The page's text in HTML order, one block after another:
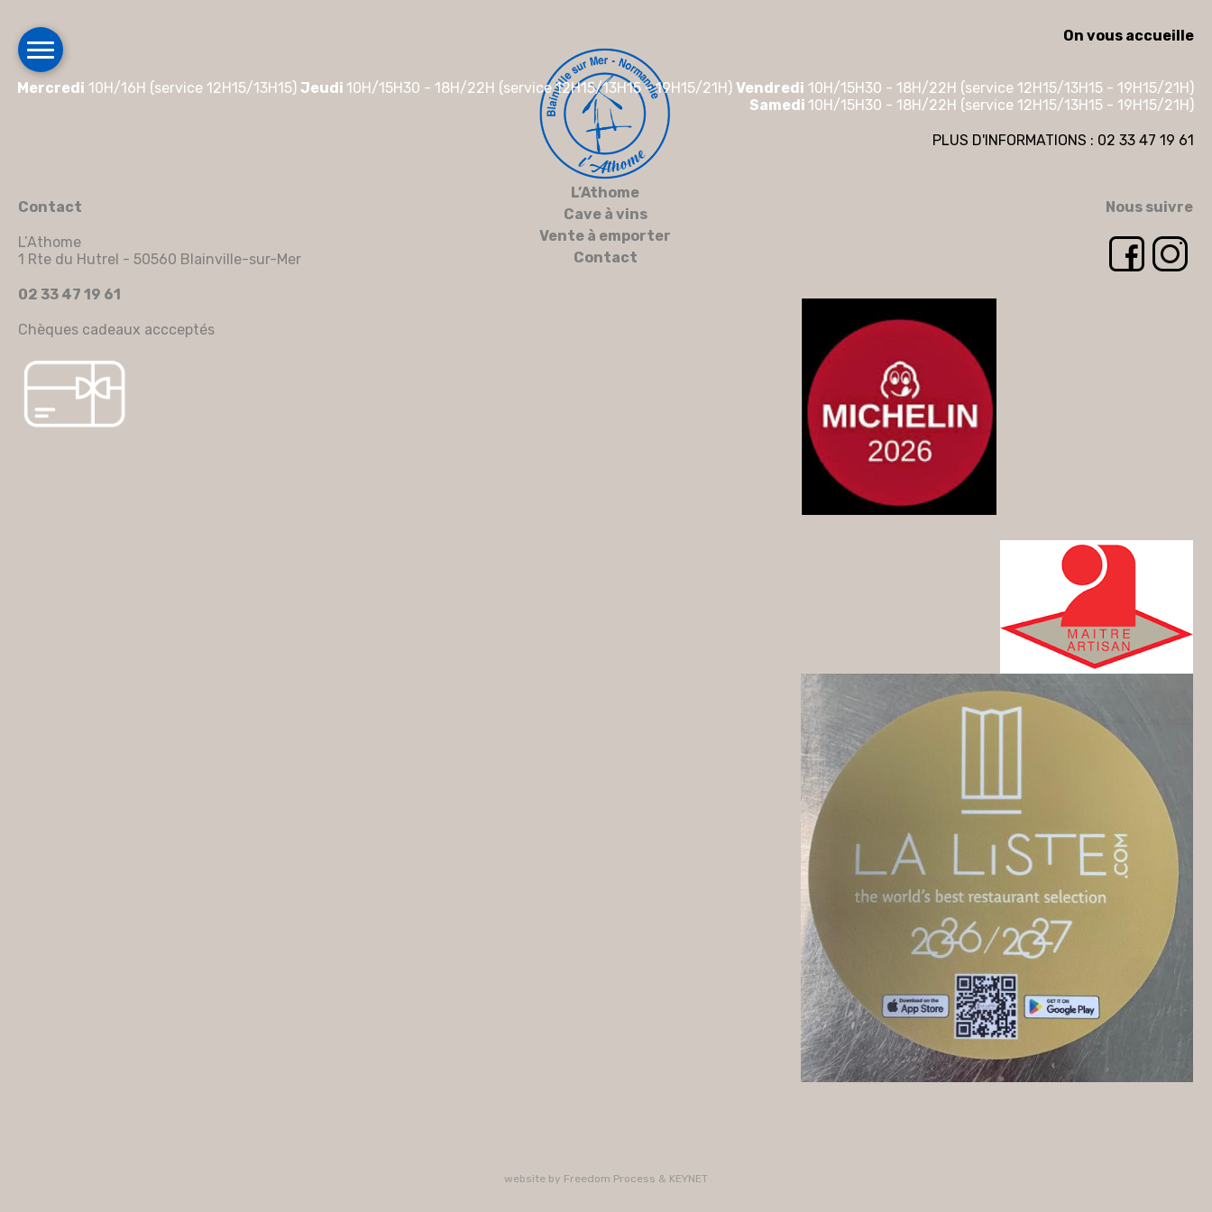
On vous accueille
Mercredi 10H/16H (service 12H15/13H15) Jeudi 10H/15H30 - 18H/22H (service 12H15/13H15 - 19H15/21H) Vendredi 10H/15H30 - 18H/22H (service 12H15/13H15 - 19H15/21H)
Samedi 10H/15H30 - 18H/22H (service 12H15/13H15 - 19H15/21H)
PLUS D'INFORMATIONS : 02 33 47 19 61
Contact
L’Athome
1 Rte du Hutrel - 50560 Blainville-sur-Mer
02 33 47 19 61
Chèques cadeaux accceptés
L’Athome
Cave à vins
Vente à emporter
Contact
Nous suivre
website by Freedom Process & KEYNET